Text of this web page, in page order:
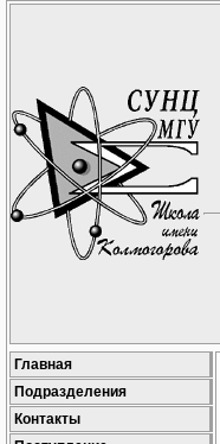
Главная
Подразделения
Контакты